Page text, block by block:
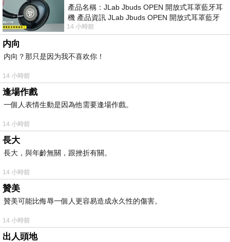
產品名稱：JLab Jbuds OPEN 開放式耳罩藍牙耳
機 產品資訊 JLab Jbuds OPEN 開放式耳罩藍牙
耳機評語：非常有特色，值得喜愛美型工
14 小時前
内向
内向？那只是因为我不喜欢你！
14 小時前
逢場作戲
一個人表情生動是因為他需要逢場作戲。
14 小時前
長大
長大，與年齡無關，跟挫折有關。
14 小時前
贊美
贊美可能比侮辱一個人更容易造成永久性的傷害。
14 小時前
出人頭地